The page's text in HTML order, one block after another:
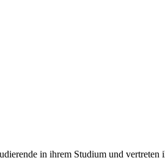
in ihrem Studium und vertreten